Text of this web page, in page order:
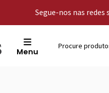
Segue-nos nas
Menu